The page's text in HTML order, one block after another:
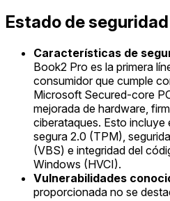
Estado de seguridad
Características de
Book2 Pro es la primera
consumidor que cumple
Microsoft Secured-core
mejorada de hardware,
ciberataques. Esto
segura 2.0 (TPM),
(VBS) e integridad del
Windows (HVCI).
Vulnerabilidades
proporcionada no se